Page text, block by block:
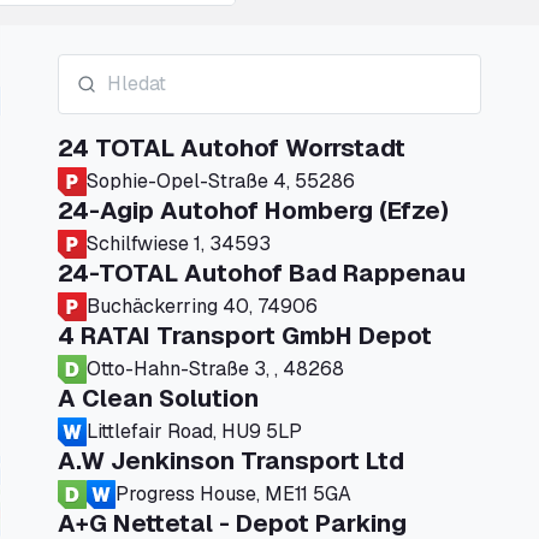
24 TOTAL Autohof Worrstadt
Sophie-Opel-Straße 4, 55286
24-Agip Autohof Homberg (Efze)
Schilfwiese 1, 34593
24-TOTAL Autohof Bad Rappenau
Buchäckerring 40, 74906
4 RATAI Transport GmbH Depot
Otto-Hahn-Straße 3, , 48268
A Clean Solution
Littlefair Road, HU9 5LP
A.W Jenkinson Transport Ltd
Progress House, ME11 5GA
A+G Nettetal - Depot Parking